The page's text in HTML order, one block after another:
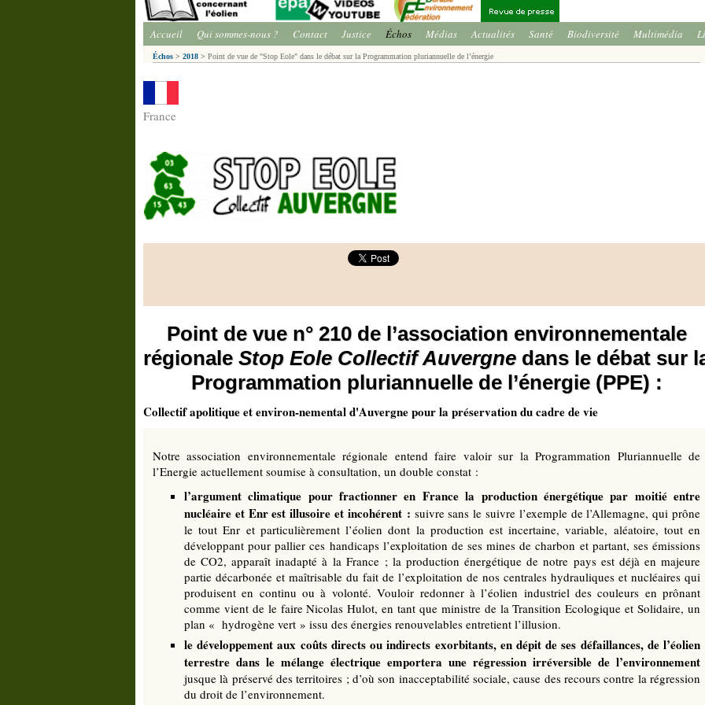
Accueil Qui sommes-nous ? Contact Justice Échos Médias Actualités Santé Biodiversité Multimédia
Échos > 2018 > Point de vue de "Stop Eole" dans le débat sur la Programmation pluriannuelle de l’énergie
France
Point de vue n° 210 de l’association environnementale
régionale Stop Eole Collectif Auvergnedans le débat sur
Programmation pluriannuelle de l’énergie (PPE) :
Collectif apolitique et environ-nemental d'Auvergne pour la préservation du cadre de vie
Notre association environnementale régionale entend faire valoir sur la Programmation Pluriannuelle de
l’Energie actuellement soumise à consultation, un double constat :
l’argument climatique pour fractionner en France la production énergétique par moitié entre
nucléaire et Enr est illusoire et incohérent : suivre sans le suivre l’exemple de l’Allemagne, qui prône
le tout Enr et particulièrement l’éolien dont la production est incertaine, variable, aléatoire, tout en
développant pour pallier ces handicaps l’exploitation de ses mines de charbon et partant, ses émissions
de CO2, apparaît inadapté à la France ; la production énergétique de notre pays est déjà en majeure
partie décarbonée et maîtrisable du fait de l’exploitation de nos centrales hydrauliques et nucléaires qui
produisent en continu ou à volonté. Vouloir redonner à l’éolien industriel des couleurs en prônant
comme vient de le faire Nicolas Hulot, en tant que ministre de la Transition Ecologique et Solidaire, un
plan « hydrogène vert » issu des énergies renouvelables entretient l’illusion.
le développement aux coûts directs ou indirects exorbitants, en dépit de ses défaillances, de l’éolien
terrestre dans le mélange électrique emportera une régression irréversible de l’environnement
jusque là préservé des territoires ; d’où son inacceptabilité sociale, cause des recours contre la régression
du droit de l’environnement.